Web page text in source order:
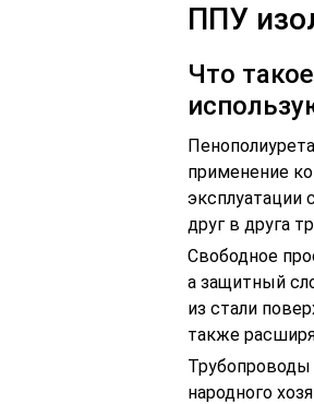
ППУ
Что
применение
эксплуатации
друг в друга
Свободное
а защитный
из стали
также
Трубопроводы
народного